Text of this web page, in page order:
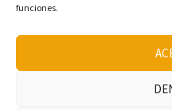
funciones.